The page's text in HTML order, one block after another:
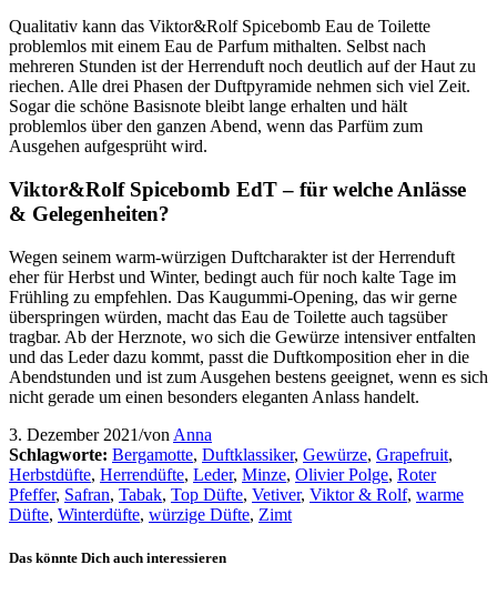
Qualitativ kann das Viktor&Rolf Spicebomb Eau de Toilette
problemlos mit einem Eau de Parfum mithalten. Selbst nach
mehreren Stunden ist der Herrenduft noch deutlich auf der Haut zu
riechen. Alle drei Phasen der Duftpyramide nehmen sich viel Zeit.
Sogar die schöne Basisnote bleibt lange erhalten und hält
problemlos über den ganzen Abend, wenn das Parfüm zum
Ausgehen aufgesprüht wird.
Viktor&Rolf Spicebomb EdT – für welche Anlässe
& Gelegenheiten?
Wegen seinem warm-würzigen Duftcharakter ist der Herrenduft
eher für Herbst und Winter, bedingt auch für noch kalte Tage im
Frühling zu empfehlen. Das Kaugummi-Opening, das wir gerne
überspringen würden, macht das Eau de Toilette auch tagsüber
tragbar. Ab der Herznote, wo sich die Gewürze intensiver entfalten
und das Leder dazu kommt, passt die Duftkomposition eher in die
Abendstunden und ist zum Ausgehen bestens geeignet, wenn es sich
nicht gerade um einen besonders eleganten Anlass handelt.
3. Dezember 2021/von Anna
Schlagworte: Bergamotte, Duftklassiker, Gewürze, Grapefruit,
Herbstdüfte, Herrendüfte, Leder, Minze, Olivier Polge, Roter
Pfeffer, Safran, Tabak, Top Düfte, Vetiver, Viktor & Rolf, warme
Düfte, Winterdüfte, würzige Düfte, Zimt
Das könnte Dich auch interessieren